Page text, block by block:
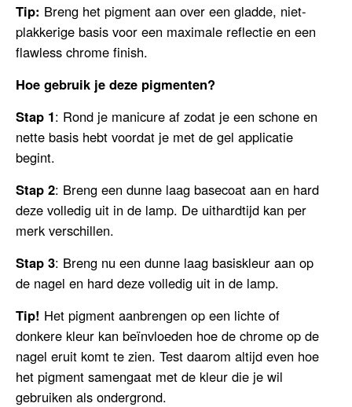
Tip: Breng het pigment aan over een gladde, niet-
plakkerige basis voor een maximale reflectie en een
flawless chrome finish.
Hoe gebruik je deze pigmenten?
Stap 1: Rond je manicure af zodat je een schone en
nette basis hebt voordat je met de gel applicatie
begint.
Stap 2: Breng een dunne laag basecoat aan en hard
deze volledig uit in de lamp. De uithardtijd kan per
merk verschillen.
Stap 3: Breng nu een dunne laag basiskleur aan op
de nagel en hard deze volledig uit in de lamp.
Tip! Het pigment aanbrengen op een lichte of
donkere kleur kan beïnvloeden hoe de chrome op de
nagel eruit komt te zien. Test daarom altijd even hoe
het pigment samengaat met de kleur die je wil
gebruiken als ondergrond.